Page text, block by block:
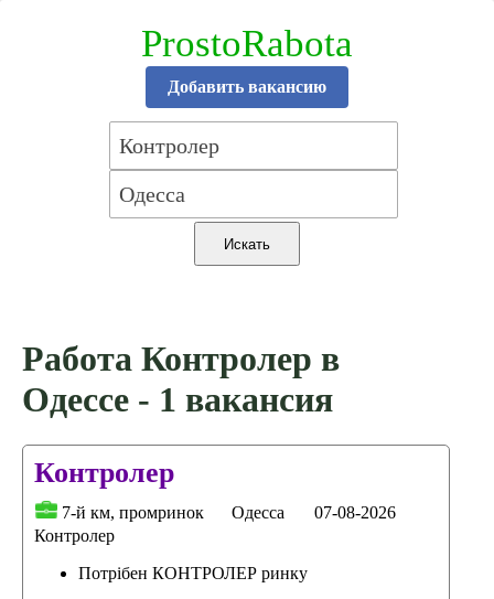
ProstoRabota
Добавить вакансию
Работа Контролер в
Одессе - 1 вакансия
Контролер
7-й км, промринок Одесса
07-08-2026
Контролер
Потрібен КОНТРОЛЕР ринку